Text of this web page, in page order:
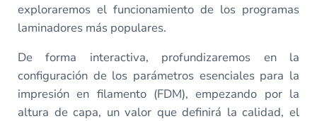
exploraremos el funcionamiento de los programas
laminadores más populares.
De forma interactiva, profundizaremos en la
configuración de los parámetros esenciales para la
impresión en filamento (FDM), empezando por la
altura de capa, un valor que definirá la calidad, el